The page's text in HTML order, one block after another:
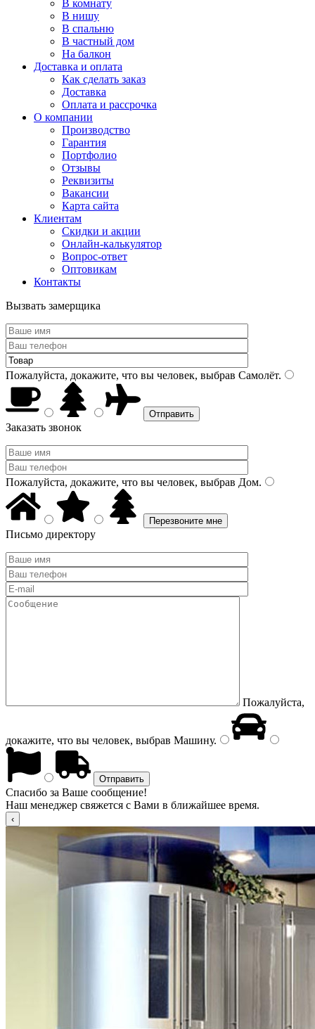
В комнату
В нишу
В спальню
В частный дом
На балкон
Доставка и оплата
Как сделать заказ
Доставка
Оплата и рассрочка
О компании
Производство
Гарантия
Портфолио
Отзывы
Реквизиты
Вакансии
Карта сайта
Клиентам
Скидки и акции
Онлайн-калькулятор
Вопрос-ответ
Оптовикам
Контакты
Вызвать замерщика
Пожалуйста, докажите, что вы человек, выбрав Самолёт.
Заказать звонок
Пожалуйста, докажите, что вы человек, выбрав Дом.
Письмо директору
Пожалуйста,
докажите, что вы человек, выбрав Машину.
Спасибо за Ваше сообщение!
Наш менеджер свяжется с Вами в ближайшее время.